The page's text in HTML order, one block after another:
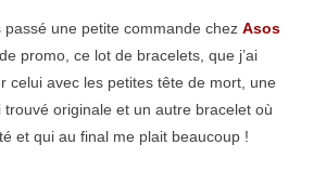
passé une petite commande chez Asos
promo, ce lot de bracelets, que j’ai
celui avec les petites tête de mort, une
trouvé originale et un autre bracelet où
et qui au final me plait beaucoup !